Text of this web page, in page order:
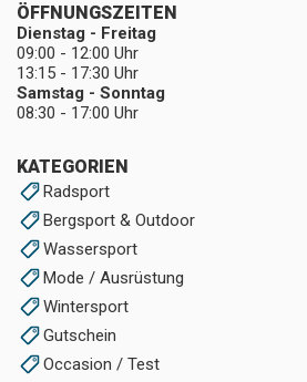
KATEGORIEN
Radsport
Bergsport & Outdoor
Wassersport
Mode / Ausrüstung
Wintersport
Gutschein
Occasion / Test
ÖFFNUNGSZEITEN
Dienstag - Freitag
09:00 - 12:00 Uhr
13:15 - 17:30 Uhr
Samstag - Sonntag
08:30 - 17:00 Uhr